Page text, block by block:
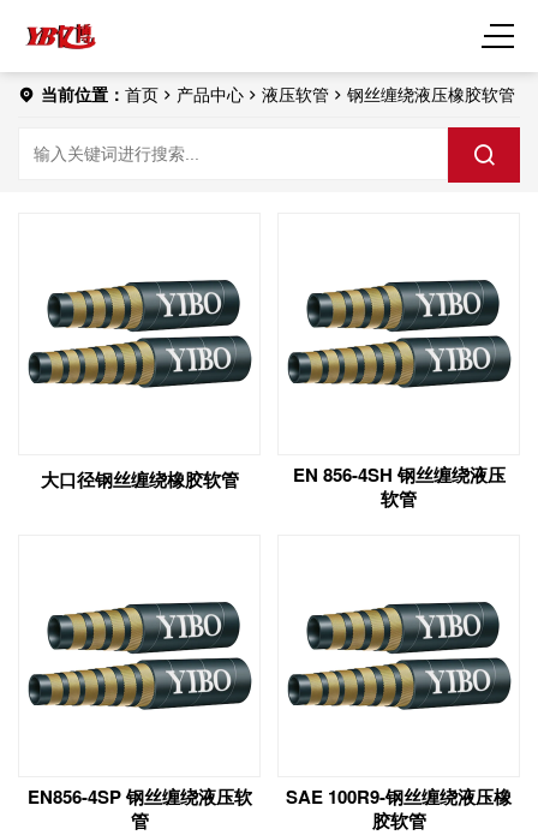
当前位置： 首页 产品中心 液压软管 钢丝缠绕液压橡胶软管
大口径钢丝缠绕橡胶软管
EN 856-4SH 钢丝缠绕液压
软管
EN856-4SP 钢丝缠绕液压软
管
SAE 100R9-钢丝缠绕液压橡
胶软管